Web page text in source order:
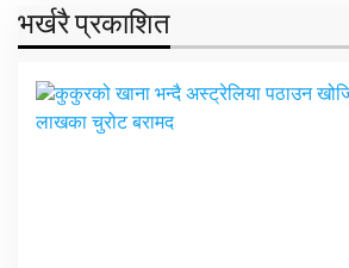
भर्खरै प्रकाशित